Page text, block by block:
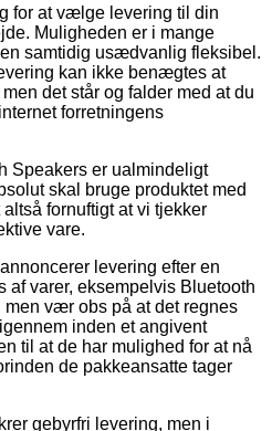
for at vælge levering til din
Muligheden er i mange
samtidig usædvanlig fleksibel.
kan ikke benægtes at
det står og falder med at du
forretningens
Speakers er ualmindeligt
skal bruge produktet med
fornuftigt at vi tjekker
vare.
levering efter en
af varer, eksempelvis Bluetooth
men vær obs på at det regnes
inden et angivent
til at de har mulighed for at nå
de pakkeansatte tager
gebyrfri levering, men i